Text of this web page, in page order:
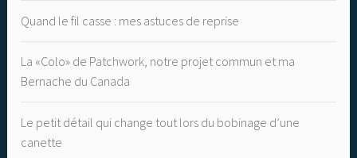
Quand le fil casse : mes astuces de reprise
La «Colo» de Patchwork, notre projet commun et ma
Bernache du Canada
Le petit détail qui change tout lors du bobinage d’une
canette